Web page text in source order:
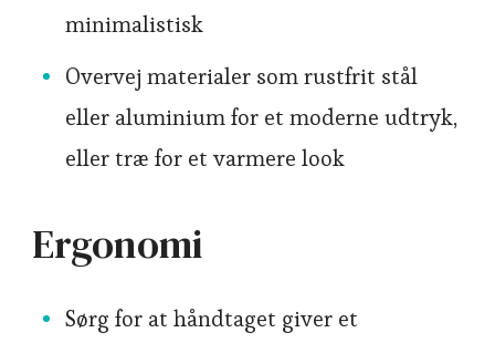
minimalistisk
Overvej materialer som rustfrit stål
eller aluminium for et moderne udtryk,
eller træ for et varmere look
Ergonomi
Sørg for at håndtaget giver et